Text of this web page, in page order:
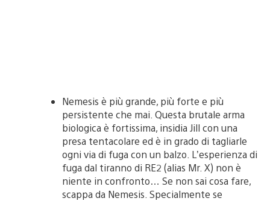
Nemesis è più grande, più forte e più
persistente che mai. Questa brutale arma
biologica è fortissima, insidia Jill con una
presa tentacolare ed è in grado di tagliarle
ogni via di fuga con un balzo. L’esperienza di
fuga dal tiranno di RE2 (alias Mr. X) non è
niente in confronto… Se non sai cosa fare,
scappa da Nemesis. Specialmente se